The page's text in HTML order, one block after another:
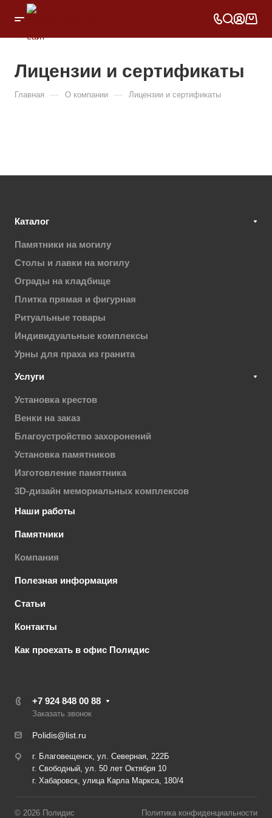
Лицензии и сертификаты
Главная — О компании — Лицензии и сертификаты
Каталог
Памятники на могилу
Столы и лавки на могилу
Ограды на кладбище
Плитка прямая и фигурная
Ритуальные товары
Индивидуальные комплексы
Урны для праха из гранита
Услуги
Установка крестов
Венки на заказ
Благоустройство захоронений
Установка памятников
Изготовление памятника
3D-дизайн мемориальных комплексов
Наши работы
Памятники
Компания
Полезная информация
Статьи
Контакты
Как проехать в офис Полидис
+7 924 848 00 88
Заказать звонок
Polidis@list.ru
г. Благовещенск, ул. Северная, 222Б
г. Свободный, ул. 50 лет Октября 10
г. Хабаровск, улица Карла Маркса, 180/4
© 2026 Полидис Политика конфиденциальности